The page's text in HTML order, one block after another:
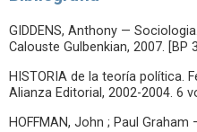
GIDDENS, Anthony —
Calouste Gulbenkian, 2007. [BP
HISTORIA de la teoría política.
Alianza Editorial, 2002-2004. 6
HOFFMAN, John ; Paul